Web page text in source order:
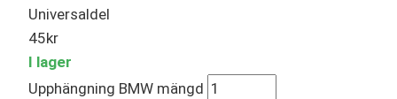
Universaldel
45kr
I lager
Upphängning BMW mängd